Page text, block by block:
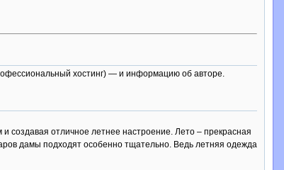
хостинг) — и информацию об авторе.
создавая отличное летнее настроение. Лето – прекрасная
дамы подходят особенно тщательно. Ведь летняя одежда